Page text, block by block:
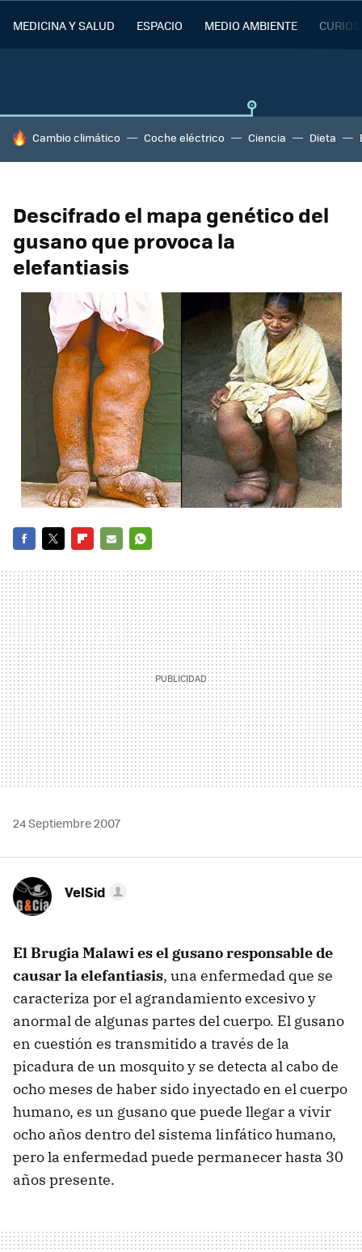
MEDICINA Y SALUD ESPACIO MEDIO AMBIENTE
HOY SE HABLA DE
Cambio climático Coche eléctrico Ciencia Dieta
Descifrado el mapa genético del
gusano que provoca la
elefantiasis
MAIL
24 Septiembre 2007
VelSid
El Brugia Malawi es el gusano responsable de
causar la elefantiasis, una enfermedad que se
caracteriza por el agrandamiento excesivo y
anormal de algunas partes del cuerpo. El gusano
en cuestión es transmitido a través de la
picadura de un mosquito y se detecta al cabo de
ocho meses de haber sido inyectado en el cuerpo
humano, es un gusano que puede llegar a vivir
ocho años dentro del sistema linfático humano,
pero la enfermedad puede permanecer hasta 30
años presente.